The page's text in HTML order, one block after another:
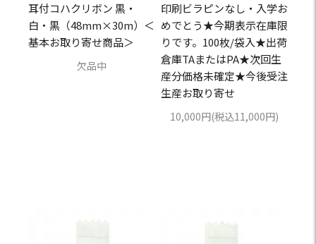
耳付コハクリボン 黒・
白・黒（48mm×30m）＜
基本お取り寄せ商品＞
欠品中
印刷ビラピンなし・入学お
めでとう★今期表示在庫限
りです。100枚/袋入★出荷
倉庫TAまたはPA★次回生
産分価格未確定★今後受注
生産お取り寄せ
10,000円(税込11,000円)